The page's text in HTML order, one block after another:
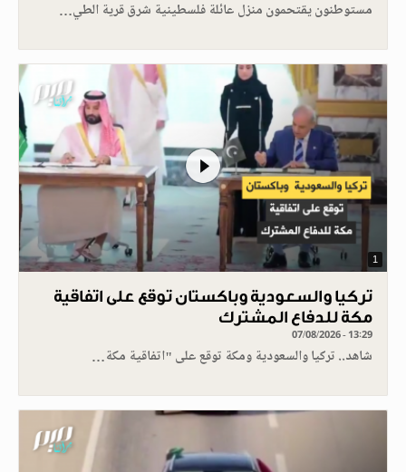
مستوطنون يقتحمون منزل عائلة فلسطينية شرق قرية الطي…
1
تركيا والسعودية وباكستان توقع على اتفاقية
مكة للدفاع المشترك
07/08/2026 - 13:29
شاهد.. تركيا والسعودية ومكة توقع على "اتفاقية مكة…